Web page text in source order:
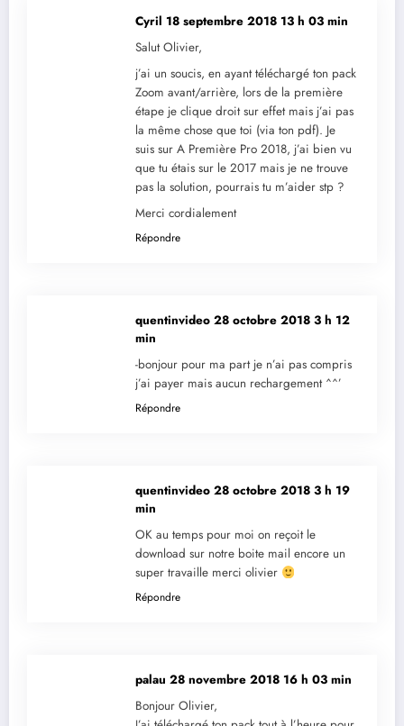
Cyril 18 septembre 2018 13 h 03 min
Salut Olivier,
j’ai un soucis, en ayant téléchargé ton pack
Zoom avant/arrière, lors de la première
étape je clique droit sur effet mais j’ai pas
la même chose que toi (via ton pdf). Je
suis sur A Première Pro 2018, j’ai bien vu
que tu étais sur le 2017 mais je ne trouve
pas la solution, pourrais tu m’aider stp ?
Merci cordialement
Répondre
quentinvideo 28 octobre 2018 3 h 12
min
-bonjour pour ma part je n’ai pas compris
j’ai payer mais aucun rechargement ^^’
Répondre
quentinvideo 28 octobre 2018 3 h 19
min
OK au temps pour moi on reçoit le
download sur notre boite mail encore un
super travaille merci olivier
Répondre
palau 28 novembre 2018 16 h 03 min
Bonjour Olivier,